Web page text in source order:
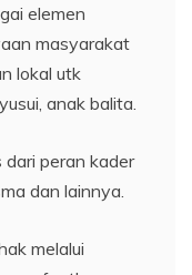
elemen
masyarakat
lokal utk
anak balita.
peran kader
dan lainnya.
melalui